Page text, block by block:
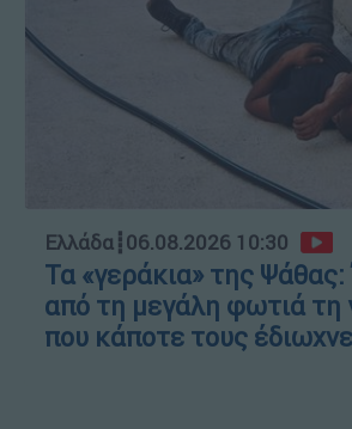
Ελλάδα┋06.08.2026 10:30
Τα «γεράκια» της
από τη μεγάλη φωτιά τη
που κάποτε τους έδιωχνε